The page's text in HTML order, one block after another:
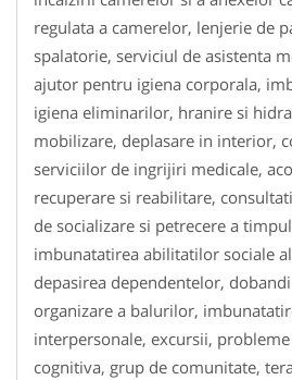
regulata a camerelor, lenjerie de
spalatorie, serviciul de asistenta
ajutor pentru igiena corporala,
igiena eliminarilor, hranire si
mobilizare, deplasare in interior,
serviciilor de ingrijiri medicale,
recuperare si reabilitare,
de socializare si petrecere a
imbunatatirea abilitatilor sociale
depasirea dependentelor,
organizare a balurilor,
interpersonale, excursii,
cognitiva, grup de comunitate,